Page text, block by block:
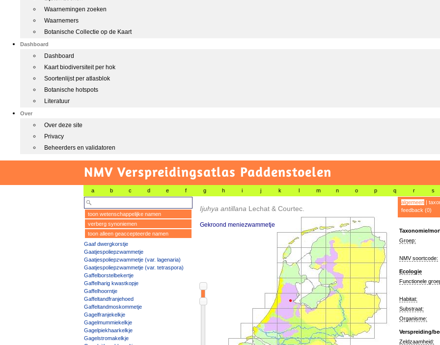
Waarnemingen zoeken
Waarnemers
Botanische Collectie op de Kaart
Dashboard
Dashboard
Kaart biodiversiteit per hok
Soortenlijst per atlasblok
Botanische hotspots
Literatuur
Over
Over deze site
Privacy
Beheerders en validatoren
NMV Verspreidingsatlas Paddenstoelen
a b c d e f g h i j k l m n o p q r s
toon wetenschappelijke namen
verberg synoniemen
toon alleen geaccepteerde namen
Gaaf dwergkorstje
Gaatjespoliepzwammetje
Gaatjespoliepzwammetje (var. lagenaria)
Gaatjespoliepzwammetje (var. tetraspora)
Gaffelborstelbekertje
Gaffelharig kwastkopje
Gaffelhoorntje
Gaffeltandfranjehoed
Gaffeltandmoskommetje
Gagelfranjekelkje
Gagelmummiekelkje
Gagelpiekhaarkelkje
Gagelstromakelkje
Ijuhya antillana Lechat & Courtec.
Gekroond meniezwammetje
algemeen|
feedback (0)
Taxonomie/
Groep:
NMV soortcode:
Ecologie
Functionele
Habitat:
Substraat:
Organisme:
Verspreiding/
Zeldzaamheid: